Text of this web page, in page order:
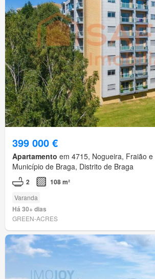
399 000 €
Apartamento em 4715, Nogueira, Fraião e
Município de Braga, Distrito de Braga
2 108 m²
Varanda
Há 30+ dias
GREEN-ACRES